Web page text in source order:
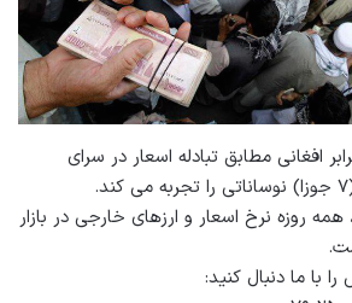
افغانی مطابق تبادله اسعار در سرای
همه روزه نرخ اسعار و ارزهای خارجی در بازار
با ما دنبال کنید: